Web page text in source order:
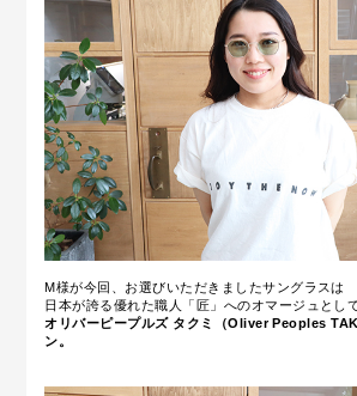
M様が今回、お選びいただきましたサングラスは
日本が誇る優れた職人「匠」へのオマージュとし
オリバーピープルズ タクミ（Oliver Peoples
ン。